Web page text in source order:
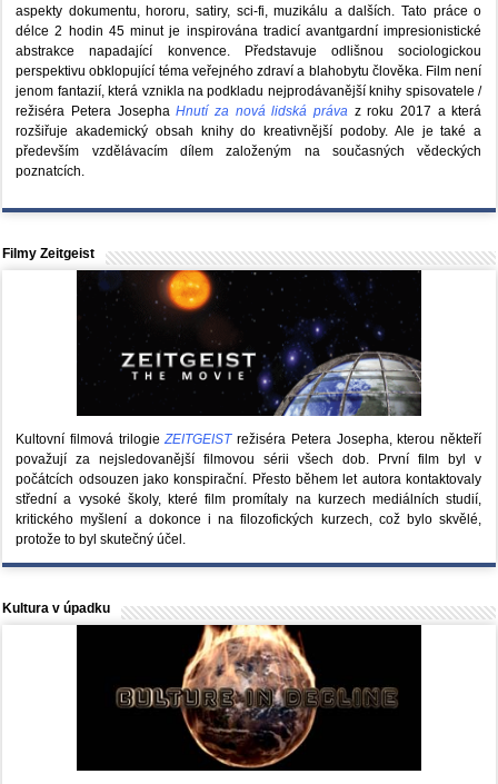
aspekty dokumentu, hororu, satiry, sci-fi, muzikálu a dalších. Tato práce o
délce 2 hodin 45 minut je inspirována tradicí avantgardní impresionistické
abstrakce napadající konvence. Představuje odlišnou sociologickou
perspektivu obklopující téma veřejného zdraví a blahobytu člověka. Film není
jenom fantazií, která vznikla na podkladu nejprodávanější knihy spisovatele /
režiséra Petera JosephaHnutí za nová lidská právaz roku 2017 a která
rozšiřuje akademický obsah knihy do kreativnější podoby. Ale je také a
především vzdělávacím dílem založeným na současných vědeckých
poznatcích.
Filmy Zeitgeist
Kultovní filmová trilogieZEITGEISTrežiséra Petera Josepha, kterou někteří
považují za nejsledovanější filmovou sérii všech dob. První film byl v
počátcích odsouzen jako konspirační. Přesto během let autora kontaktovaly
střední a vysoké školy, které film promítaly na kurzech mediálních studií,
kritického myšlení a dokonce i na filozofických kurzech, což bylo skvělé,
protože to byl skutečný účel.
Kultura v úpadku